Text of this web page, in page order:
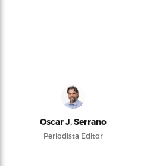
Oscar J. Serrano
Periodista Editor